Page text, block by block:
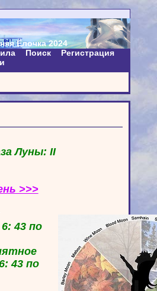
Ёлочка 2024
Поиск
Регистрация
Луны: II
>>>
43 по
43 по